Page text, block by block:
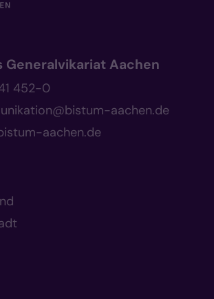
Generalvikariat Aachen
452-0
aachen.de
aachen.de